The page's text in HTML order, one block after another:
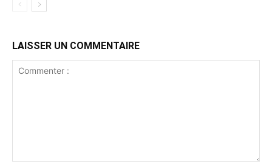
LAISSER UN COMMENTAIRE